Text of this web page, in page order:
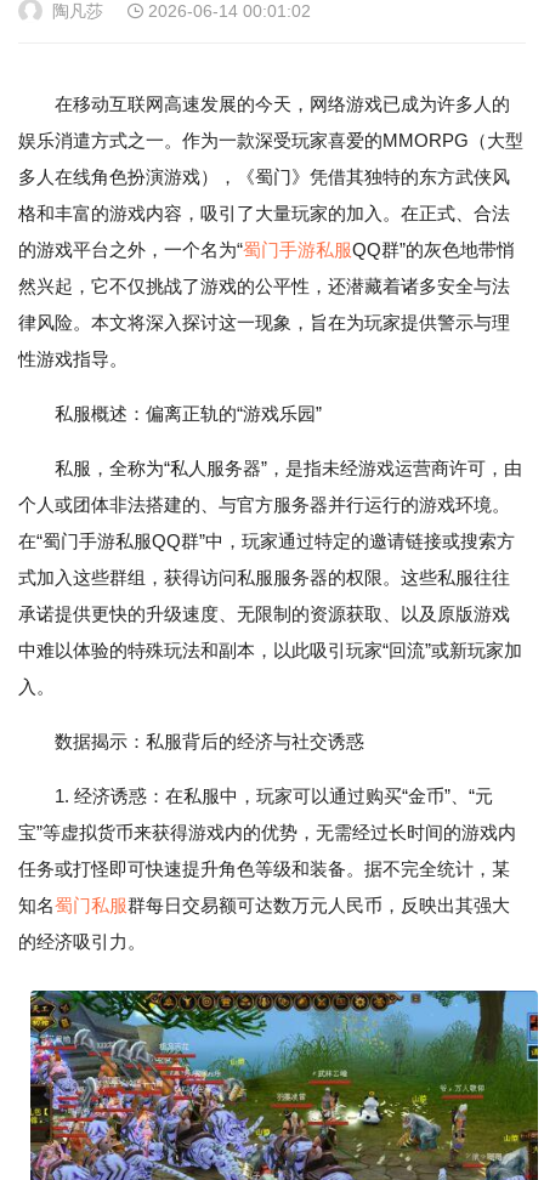
陶凡莎 2026-06-14 00:01:02
在移动互联网高速发展的今天，网络游戏已成为许多人的
娱乐消遣方式之一。作为一款深受玩家喜爱的MMORPG（大型
多人在线角色扮演游戏），《蜀门》凭借其独特的东方武侠风
格和丰富的游戏内容，吸引了大量玩家的加入。在正式、合法
的游戏平台之外，一个名为“蜀门手游私服QQ群”的灰色地带悄
然兴起，它不仅挑战了游戏的公平性，还潜藏着诸多安全与法
律风险。本文将深入探讨这一现象，旨在为玩家提供警示与理
性游戏指导。
私服概述：偏离正轨的“游戏乐园”
私服，全称为“私人服务器”，是指未经游戏运营商许可，由
个人或团体非法搭建的、与官方服务器并行运行的游戏环境。
在“蜀门手游私服QQ群”中，玩家通过特定的邀请链接或搜索方
式加入这些群组，获得访问私服服务器的权限。这些私服往往
承诺提供更快的升级速度、无限制的资源获取、以及原版游戏
中难以体验的特殊玩法和副本，以此吸引玩家“回流”或新玩家加
入。
数据揭示：私服背后的经济与社交诱惑
1. 经济诱惑：在私服中，玩家可以通过购买“金币”、“元
宝”等虚拟货币来获得游戏内的优势，无需经过长时间的游戏内
任务或打怪即可快速提升角色等级和装备。据不完全统计，某
知名蜀门私服群每日交易额可达数万元人民币，反映出其强大
的经济吸引力。